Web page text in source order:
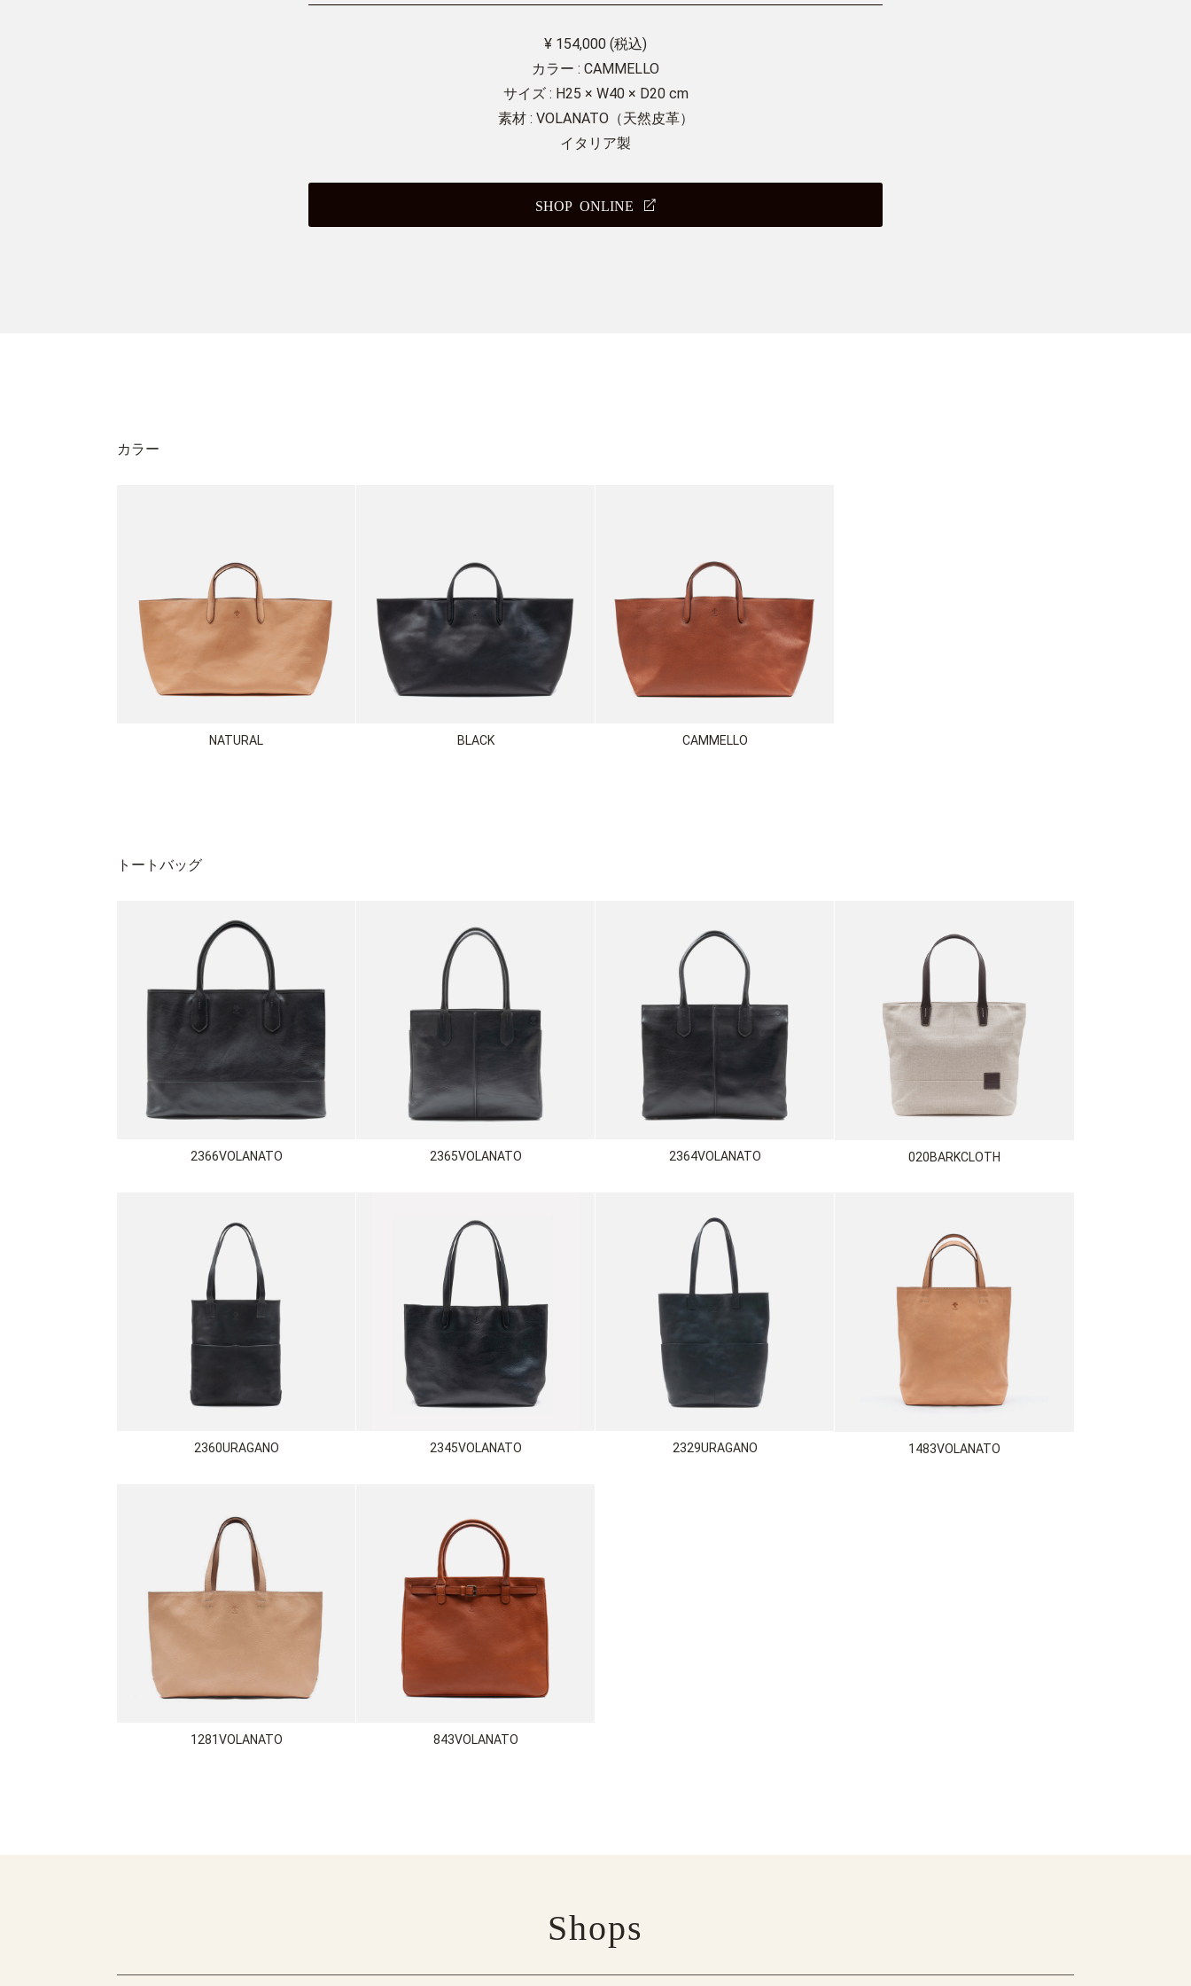
¥ 154,000 (税込)
カラー : CAMMELLO
サイズ : H25 × W40 × D20 cm
素材 : VOLANATO（天然皮革）
イタリア製
SHOP ONLINE
カラー
NATURAL BLACK CAMMELLO
トートバッグ
2366VOLANATO 2365VOLANATO 2364VOLANATO 020BARKCLOTH
2360URAGANO 2345VOLANATO 2329URAGANO 1483VOLANATO
1281VOLANATO 843VOLANATO
Shops